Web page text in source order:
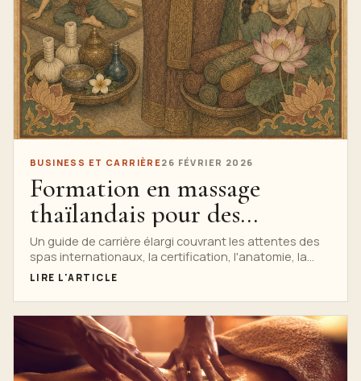
BUSINESS ET CARRIÈRE26 FÉVRIER 2026
Formation en massage
thaïlandais pour des
carrières mondiales
Un guide de carrière élargi couvrant les attentes des
spas internationaux, la certification, l'anatomie, la
communication avec les clients, l'éthique et la
LIRE L'ARTICLE